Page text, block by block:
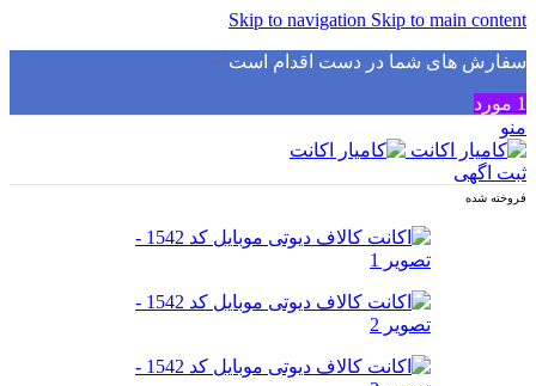
Skip to navigation Skip to main content
سفارش های شما در دست اقدام است✅
1 مورد
منو
ثبت اگهی
فروخته شده